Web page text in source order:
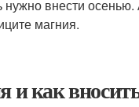
внести осенью.
магния.
и как